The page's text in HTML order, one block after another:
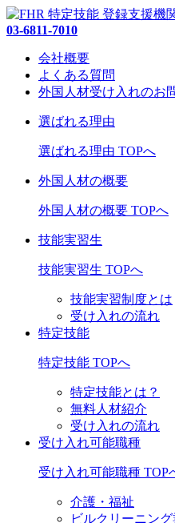
03-6811-7010
会社概要
よくある質問
外国人材受け入れのお
選ばれる理由
選ばれる理由 TOPへ
外国人材の概要
外国人材の概要 TOPへ
技能実習生
技能実習生 TOPへ
技能実習制度とは
受け入れの流れ
特定技能
特定技能 TOPへ
特定技能とは？
無料人材紹介
受け入れの流れ
受け入れ可能職種
受け入れ可能職種 TOP
介護・福祉
ビルクリーニング